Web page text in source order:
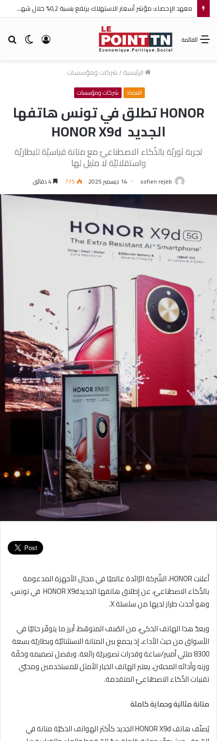
معهد الإحصاء: مؤشر أسعار الاستهلاك يرتفع بنسبة 0,2% خلال شهر جويلية 2026
الوضع تسجيل
القائمة
الرئيسية/شركات ومؤسسات
اقتصاد شركات ومؤسسات
HONOR تطلق في تونس هاتفها
الجديد HONOR X9d
تجربة ثوريّة بالذّكاء الاصطناعيّ مع متانة قياسيّة للبطاريّة
واستقلاليّة لا مثيل لها
sofien rejeb 14 ديسمبر 2025 775
أعلنت HONOR، الشّركة الرّائدة عالميّا في مجال الأجهزة المدعومة
بالذّكاء الاصطناعيّ، عن إطلاق هاتفها الجديدHONOR X9d في تونس،
وهو أحدث طراز لديها من سلسلة X.
ويعدّ هذا الهاتف الذكيّ، من الصّنف المتوسّط، أبرز ما يتوفّر حاليّا في
الأسواق من حيث الأداء، إذ يجمع بين المتانة الاستثنائيّة وبطاريّة بسعة
8300 مللي أمبير/ساعة وقدرات تصويريّة رائعة. وبفضل تصميمه وخفّة
وزنه وأدائه المحسّن، يعتبر الهاتف الخيار الأمثل للمستخدمين ومحبّي
تقنيات الذّكاء الاصطناعيّ المتقدمة.
متانة مثالية وحماية كاملة
يُصنّف هاتف HONOR X9d الجديد كأكثر الهواتف الذكيّة متانة في